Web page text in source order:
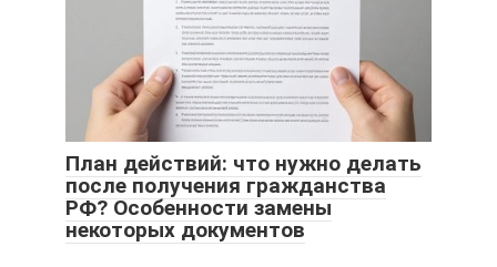
План действий: что нужно делать
после получения гражданства
РФ? Особенности замены
некоторых документов